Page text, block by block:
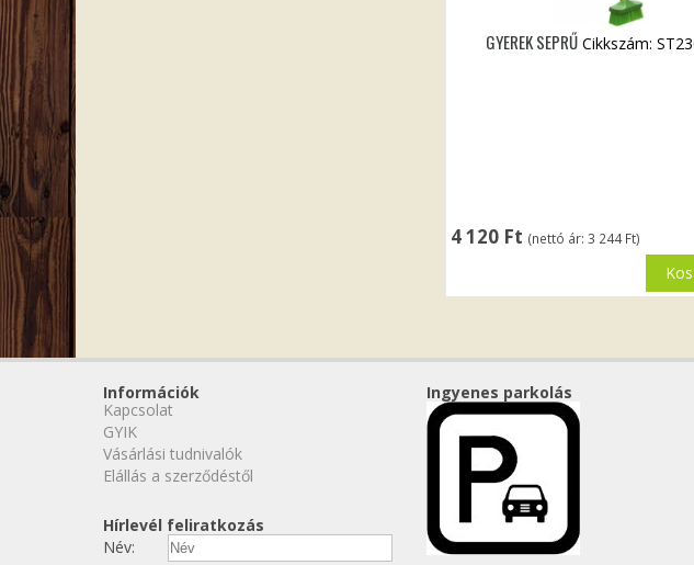
GYEREK SEPRŰ
4 120 Ft (nettó ár:3 244Ft)
Cikkszám:
Információk
Kapcsolat
GYIK
Vásárlási tudnivalók
Elállás a szerződéstől
Hírlevél feliratkozás
Név:
Ingyenes parkolás